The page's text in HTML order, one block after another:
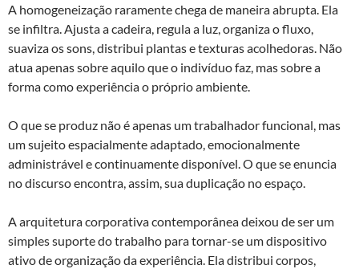
A homogeneização raramente chega de maneira abrupta. Ela
se infiltra. Ajusta a cadeira, regula a luz, organiza o fluxo,
suaviza os sons, distribui plantas e texturas acolhedoras. Não
atua apenas sobre aquilo que o indivíduo faz, mas sobre a
forma como experiência o próprio ambiente.
O que se produz não é apenas um trabalhador funcional, mas
um sujeito espacialmente adaptado, emocionalmente
administrável e continuamente disponível. O que se enuncia
no discurso encontra, assim, sua duplicação no espaço.
A arquitetura corporativa contemporânea deixou de ser um
simples suporte do trabalho para tornar-se um dispositivo
ativo de organização da experiência. Ela distribui corpos,